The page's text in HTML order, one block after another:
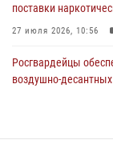
поставки
27 июля 2026, 10:56
Росгвардейцы
воздушно-